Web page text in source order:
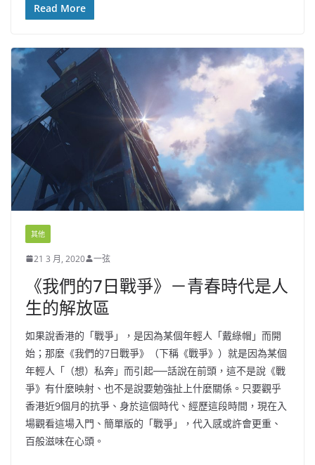
Read More
其他
21 3 月, 2020 一弦
《我們的7日戰爭》－青春時代是人
生的解放區
如果說香港的「戰爭」，是因為某個年輕人「戴綠帽」而開
始；那麼《我們的7日戰爭》（下稱《戰爭》）就是因為某個
年輕人「（想）私奔」而引起──話說在前頭，這不是說《戰
爭》有什麼映射、也不是說要勉強扯上什麼關係。只要觀乎
香港近9個月的抗爭、身於這個時代、經歷這段時間，現在入
場觀看這場入門、簡單版的「戰爭」，代入感或許會更重、
百般滋味在心頭。